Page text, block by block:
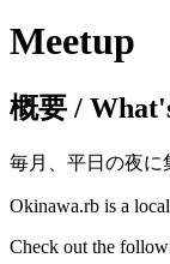
Meetup
概要 /
毎月、平日の夜に
Okinawa.rb is a
Check out the